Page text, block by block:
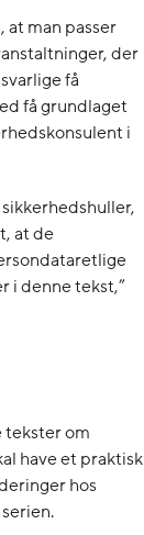
man passer
der
få
få grundlaget
i
at de
i denne tekst,”
tekster om
have et praktisk
hos